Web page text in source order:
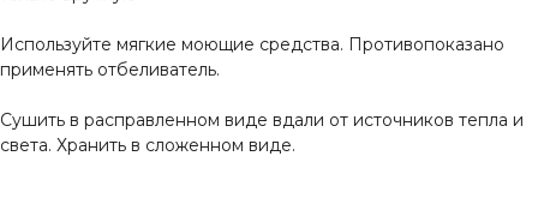
Используйте мягкие моющие средства. Противопоказано
применять отбеливатель.
Сушить в расправленном виде вдали от источников тепла и
света. Хранить в сложенном виде.